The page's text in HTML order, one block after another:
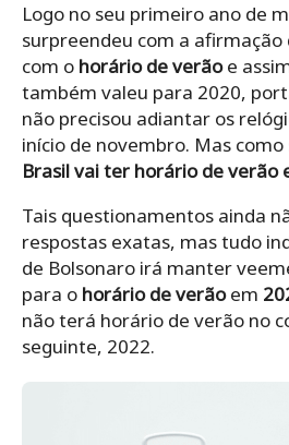
Logo no seu primeiro ano de
surpreendeu com a afirmação
com o horário de verãoe
também valeu para 2020,
não precisou adiantar os
início de novembro. Mas como
Brasil vai ter horário de verão
Tais questionamentos ainda
respostas exatas, mas tudo
de Bolsonaro irá manter
para o horário de verãoem
não terá horário de verão no
seguinte, 2022.